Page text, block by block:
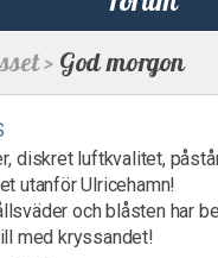
> God morgon
diskret luftkvalitet,
utanför Ulricehamn!
och blåsten har
med kryssandet!